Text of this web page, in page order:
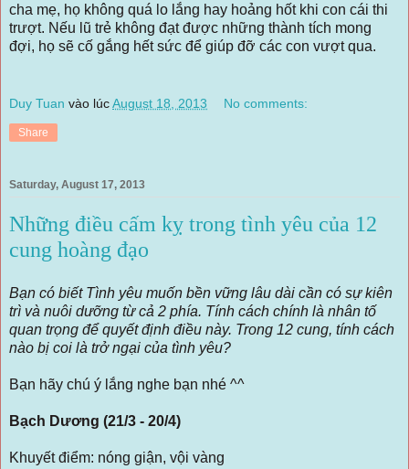
cha mẹ, họ không quá lo lắng hay hoảng hốt khi con cái thi
trượt. Nếu lũ trẻ không đạt được những thành tích mong
đợi, họ sẽ cố gắng hết sức để giúp đỡ các con vượt qua.
Duy Tuan vào lúcAugust 18, 2013 No comments:
Share
Saturday, August 17, 2013
Những điều cấm kỵ trong tình yêu của 12
cung hoàng đạo
Bạn có biết Tình yêu muốn bền vững lâu dài cần có sự kiên
trì và nuôi dưỡng từ cả 2 phía. Tính cách chính là nhân tố
quan trọng để quyết định điều này. Trong 12 cung, tính cách
nào bị coi là trở ngại của tình yêu?
Bạn hãy chú ý lắng nghe bạn nhé ^^
Bạch Dương (21/3 - 20/4)
Khuyết điểm: nóng giận, vội vàng